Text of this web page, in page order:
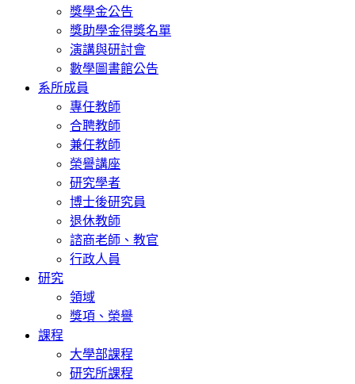
獎學金公告
獎助學金得獎名單
演講與研討會
數學圖書館公告
系所成員
專任教師
合聘教師
兼任教師
榮譽講座
研究學者
博士後研究員
退休教師
諮商老師、教官
行政人員
研究
領域
獎項、榮譽
課程
大學部課程
研究所課程